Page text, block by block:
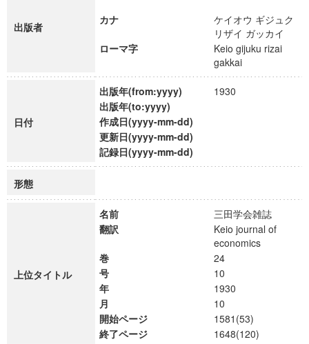
出版者
カナ
ケイオウ ギジュク
リザイ ガッカイ
ローマ字
Keio gijuku rizai
gakkai
日付
出版年(from:yyyy)
1930
出版年(to:yyyy)
作成日(yyyy-mm-dd)
更新日(yyyy-mm-dd)
記録日(yyyy-mm-dd)
形態
上位タイトル
名前
三田学会雑誌
翻訳
Keio journal of
economics
巻
24
号
10
年
1930
月
10
開始ページ
1581(53)
終了ページ
1648(120)